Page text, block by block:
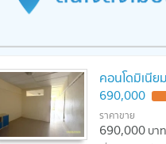
คอนโดมิเนี
690,000
ราคาขาย
690,000บาท